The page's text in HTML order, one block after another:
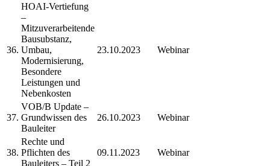
36.
HOAI-Vertiefung
–
Mitzuverarbeitende
Bausubstanz,
Umbau,
Modernisierung,
Besondere
Leistungen und
Nebenkosten
23.10.2023 Webinar
37.
VOB/B Update –
Grundwissen des
Bauleiter
26.10.2023 Webinar
38.
Rechte und
Pflichten des
Bauleiters – Teil 2
09.11.2023 Webinar